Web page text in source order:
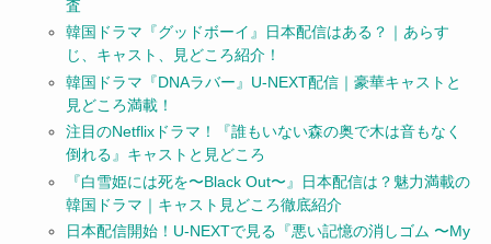
査
韓国ドラマ『グッドボーイ』日本配信はある？｜あらす
じ、キャスト、見どころ紹介！
韓国ドラマ『DNAラバー』U-NEXT配信｜豪華キャストと
見どころ満載！
注目のNetflixドラマ！『誰もいない森の奥で木は音もなく
倒れる』キャストと見どころ
『白雪姫には死を〜Black Out〜』日本配信は？魅力満載の
韓国ドラマ｜キャスト見どころ徹底紹介
日本配信開始！U-NEXTで見る『悪い記憶の消しゴム 〜My